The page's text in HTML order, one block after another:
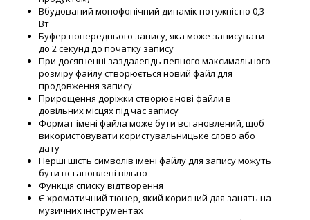
Вбудований монофонічний динамік потужністю 0,3
Вт
Буфер попереднього запису, яка може записувати
до 2 секунд до початку запису
При досягненні заздалегідь певного максимального
розміру файлу створюється новий файл для
продовження запису
Прирощення доріжки створює нові файли в
довільних місцях під час запису
Формат імені файла може бути встановлений, щоб
використовувати користувальницьке слово або
дату
Перші шість символів імені файлу для запису можуть
бути встановлені вільно
Функція списку відтворення
Є хроматичний тюнер, який корисний для занять на
музичних інструментах